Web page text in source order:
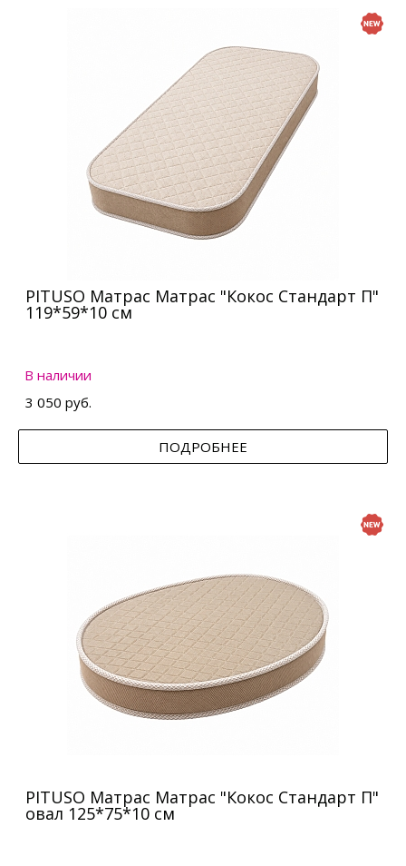
PITUSO Матрас Матрас "Кокос Стандарт П"
119*59*10 см
В наличии
3 050 руб.
ПОДРОБНЕЕ
PITUSO Матрас Матрас "Кокос Стандарт П"
овал 125*75*10 см